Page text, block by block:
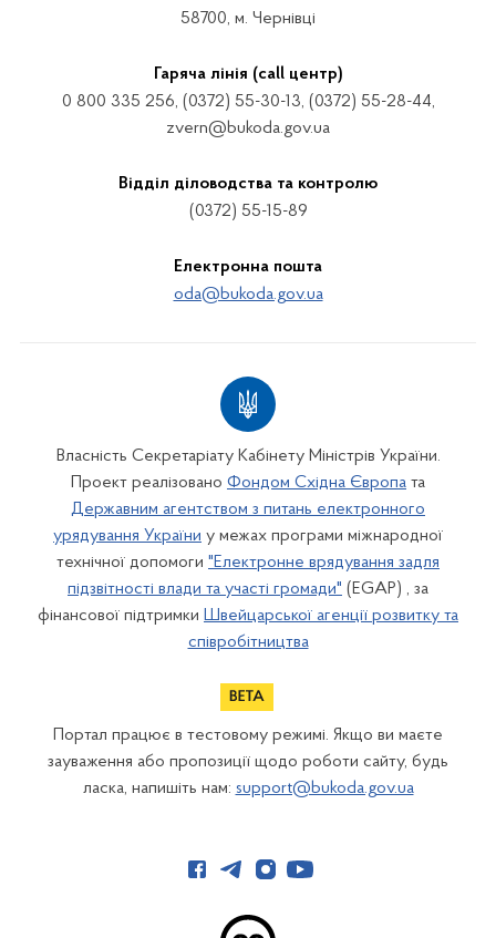
58700, м. Чернівці
Гаряча лінія (call центр)
0 800 335 256, (0372) 55-30-13, (0372) 55-28-44,
zvern@bukoda.gov.ua
Відділ діловодства та контролю
(0372) 55-15-89
Електронна пошта
oda@bukoda.gov.ua
Власність Секретаріату Кабінету Міністрів України.
Проект реалізовано Фондом Східна Європа та
Державним агентством з питань електронного
урядування України у межах програми міжнародної
технічної допомоги "Електронне врядування задля
підзвітності влади та участі громади" (EGAP) , за
фінансової підтримки Швейцарської агенції розвитку та
співробітництва
Портал працює в тестовому режимі. Якщо ви маєте
зауваження або пропозиції щодо роботи сайту, будь
ласка, напишіть нам: support@bukoda.gov.ua